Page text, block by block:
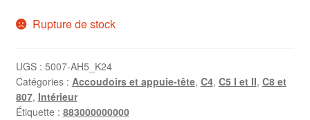
Rupture de stock
UGS : 5007-AH5_K24
Catégories : Accoudoirs et appuie-tête, C4, C5 I et II, C8 et
807, Intérieur
Étiquette : 883000000000